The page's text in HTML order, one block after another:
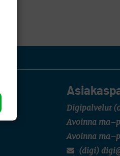
Digipalvelut
Avoinna
Avoinna
(digi)